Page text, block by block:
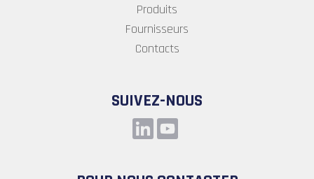
Produits
Fournisseurs
Contacts
SUIVEZ-NOUS